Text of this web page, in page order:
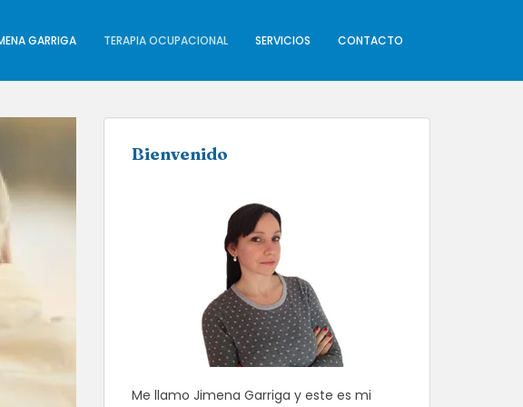
GARRIGA TERAPIA OCUPACIONAL SERVICIOS CONTACTO
Bienvenido
Me llamo Jimena Garriga y este es mi